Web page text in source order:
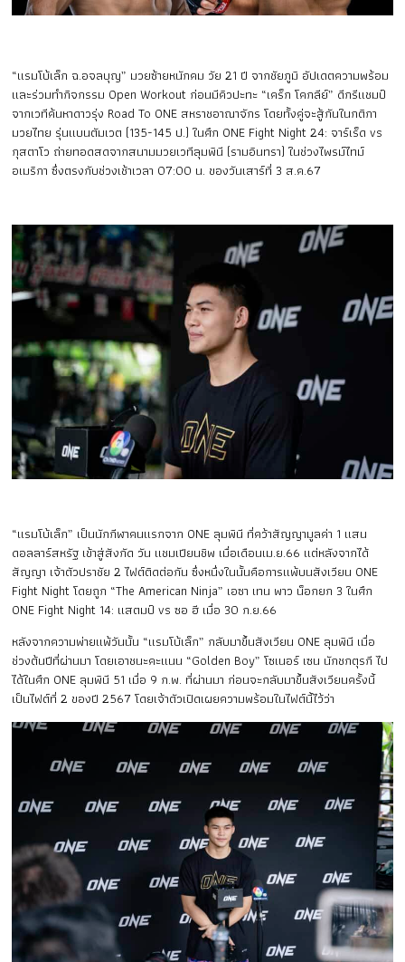
“แรมโบ้เล็ก ฉ.อจลบุญ” มวยซ้ายหนักคม วัย 21 ปี จากชัยภูมิ อัปเดตความพร้อม
และร่วมทำกิจกรรม Open Workout ก่อนมีคิวปะทะ “เคร็ก โคกลีย์” ดีกรีแชมป์
จากเวทีค้นหาดาวรุ่ง Road To ONE สหราชอาณาจักร โดยทั้งคู่จะสู้กันในกติกา
มวยไทย รุ่นแบนตัมเวต (135-145 ป.) ในศึก ONE Fight Night 24: จาร์เร็ด vs
กุสตาโว ถ่ายทอดสดจากสนามมวยเวทีลุมพินี (รามอินทรา) ในช่วงไพรม์ไทม์
อเมริกา ซึ่งตรงกับช่วงเช้าเวลา 07:00 น. ของวันเสาร์ที่ 3 ส.ค.67
“แรมโบ้เล็ก” เป็นนักกีฬาคนแรกจาก ONE ลุมพินี ที่คว้าสัญญามูลค่า 1 แสน
ดอลลาร์สหรัฐ เข้าสู่สังกัด วัน แชมเปียนชิพ เมื่อเดือนเม.ย.66 แต่หลังจากได้
สัญญา เจ้าตัวปราชัย 2 ไฟต์ติดต่อกัน ซึ่งหนึ่งในนั้นคือการแพ้บนสังเวียน ONE
Fight Night โดยถูก “The American Ninja” เอซา เทน พาว น็อกยก 3 ในศึก
ONE Fight Night 14: แสตมป์ vs ซอ ฮี เมื่อ 30 ก.ย.66
หลังจากความพ่ายแพ้วันนั้น “แรมโบ้เล็ก” กลับมาขึ้นสังเวียน ONE ลุมพินี เมื่อ
ช่วงต้นปีที่ผ่านมา โดยเอาชนะคะแนน “Golden Boy” โซเนอร์ เซน นักชกตุรกี ไป
ได้ในศึก ONE ลุมพินี 51 เมื่อ 9 ก.พ. ที่ผ่านมา ก่อนจะกลับมาขึ้นสังเวียนครั้งนี้
เป็นไฟต์ที่ 2 ของปี 2567 โดยเจ้าตัวเปิดเผยความพร้อมในไฟต์นี้ไว้ว่า